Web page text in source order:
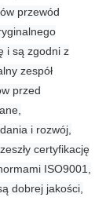
przewód
i są zgodni z
zespół
przed
i rozwój,
certyfikację
ISO9001,
dobrej jakości,